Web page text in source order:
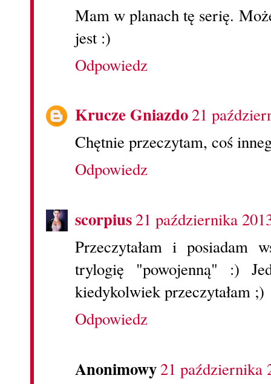
Mam w planach tę serię.
jest :)
Odpowiedz
Krucze Gniazdo21
Chętnie przeczytam, coś
Odpowiedz
scorpius21 października
Przeczytałam i posiadam
trylogię "powojenną" :)
kiedykolwiek przeczytałam ;)
Odpowiedz
Anonimowy21 października